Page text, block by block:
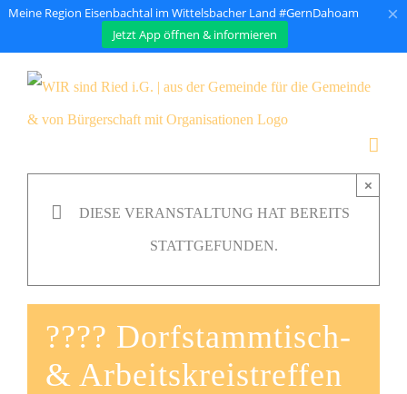
Meine Region Eisenbachtal im Wittelsbacher Land #GernDahoam
Jetzt App öffnen & informieren
×
DIESE VERANSTALTUNG HAT BEREITS
STATTGEFUNDEN.
×
???? Dorfstammtisch-
& Arbeitskreistreffen